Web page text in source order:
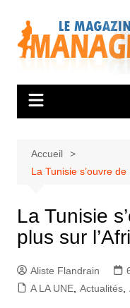
contenu
Accueil
La Tunisie s’ouvre
La Tunisie
plus sur
Aliste Flandrain
A LA UNE, Actualités,